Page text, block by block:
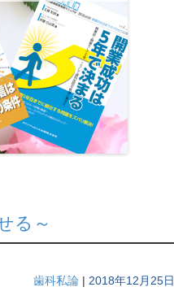
る～
歯科私論| 2018年12月25日